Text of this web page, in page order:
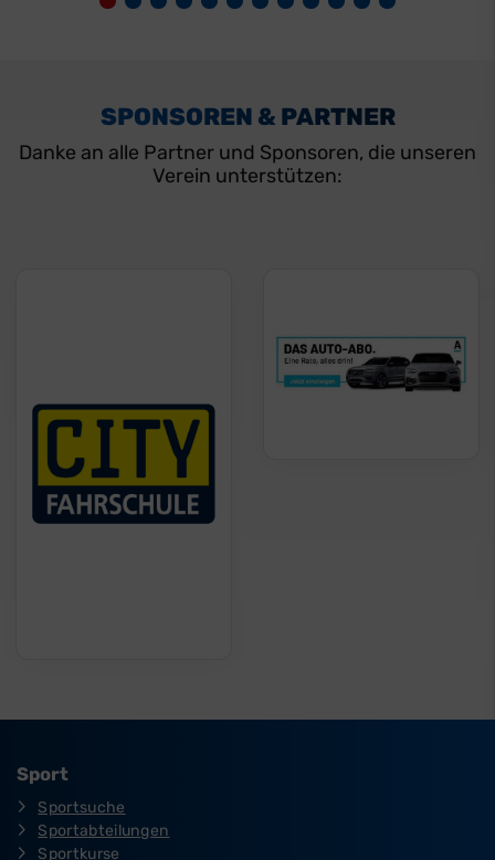
SPONSOREN & PARTNER
Danke an alle Partner und Sponsoren, die unseren
Verein unterstützen:
Sport
Sportsuche
Sportabteilungen
Sportkurse